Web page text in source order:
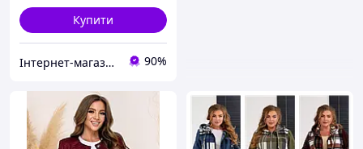
Купити
Інтернет-магазин Clothes-Mall 90%